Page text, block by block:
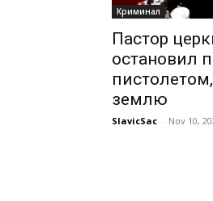
Криминал
Пастор
остановил
землю
SlavicSac - Nov 10,